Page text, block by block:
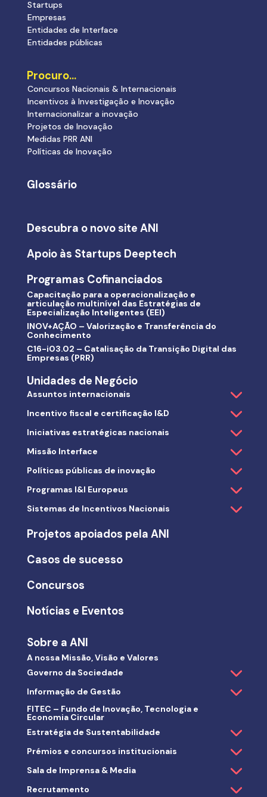
Startups
Empresas
Entidades de Interface
Entidades públicas
Procuro…
Concursos Nacionais & Internacionais
Incentivos à Investigação e Inovação
Internacionalizar a inovação
Projetos de Inovação
Medidas PRR ANI
Políticas de Inovação
Glossário
Descubra o novo site ANI
Apoio às Startups Deeptech
Programas Cofinanciados
Capacitação para a operacionalização e
articulação multinível das Estratégias de
Especialização Inteligentes (EEI)
INOV+AÇÃO – Valorização e Transferência do
Conhecimento
C16-i03.02 – Catalisação da Transição Digital das
Empresas (PRR)
Unidades de Negócio
Assuntos internacionais
Incentivo fiscal e certificação I&D
Iniciativas estratégicas nacionais
Missão Interface
Políticas públicas de inovação
Programas I&I Europeus
Sistemas de Incentivos Nacionais
Projetos apoiados pela ANI
Casos de sucesso
Concursos
Notícias e Eventos
Sobre a ANI
A nossa Missão, Visão e Valores
Governo da Sociedade
Informação de Gestão
FITEC – Fundo de Inovação, Tecnologia e
Economia Circular
Estratégia de Sustentabilidade
Prémios e concursos institucionais
Sala de Imprensa & Media
Recrutamento